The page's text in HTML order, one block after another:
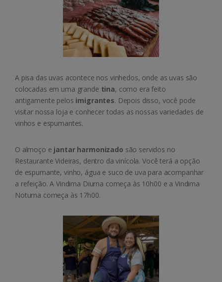
A pisa das uvas acontece nos vinhedos, onde as uvas são
colocadas em uma grande tina, como era feito
antigamente pelos imigrantes. Depois disso, você pode
visitar nossa loja e conhecer todas as nossas variedades de
vinhos e espumantes.
O almoço e jantar harmonizado são servidos no
Restaurante Videiras, dentro da vinícola. Você terá a opção
de espumante, vinho, água e suco de uva para acompanhar
a refeição. A Vindima Diurna começa às 10h00 e a Vindima
Noturna começa às 17h00.